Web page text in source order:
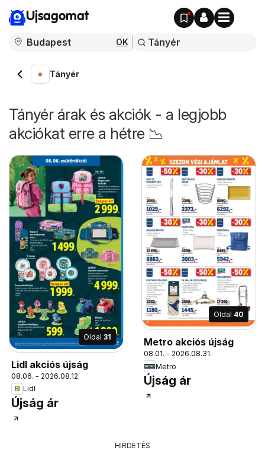
Ujsagomat
OK
Tányér
Tányér árak és akciók - a legjobb
akciókat erre a hétre 📉
Oldal 31
Lidl akciós újság
08.06. - 2026.08.12.
Lidl
Újság ár
Oldal 40
Metro akciós újság
08.01. - 2026.08.31.
Metro
Újság ár
HIRDETÉS